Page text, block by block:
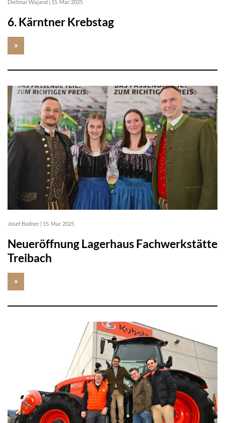
Dietmar Wajand 15. Mar. 2025
6. Kärntner Krebstag
»
Josef Bodner | 15. Mar. 2025
Neueröffnung Lagerhaus Fachwerkstätte
Treibach
»